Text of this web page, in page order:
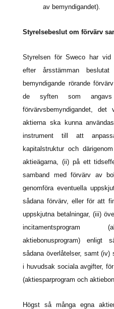
av bemyndigandet).
Styrelsebeslut om förvärv
Styrelsen för Sweco har vid
efter årsstämman
bemyndigande rörande
de syften som
förvärvsbemyndigandet,
aktierna ska kunna
instrument till att
kapitalstruktur och
aktieägarna, (ii) på ett
samband med förvärv av
genomföra eventuella
sådana förvärv, eller för att
uppskjutna betalningar, (iii)
incitamentsprogram
aktiebonusprogram) enligt
sådana överlåtelser, samt (iv)
i huvudsak sociala avgifter,
(aktiesparprogram och
Högst så många egna